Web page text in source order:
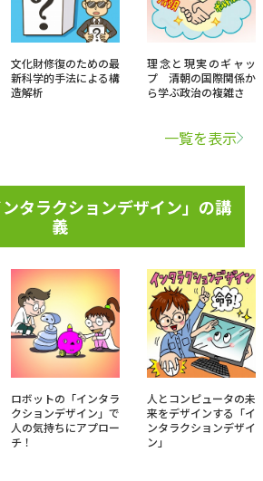
文化財修復のための最
新科学的手法による構
造解析
理念と現実のギャッ
プ 清朝の国際関係か
ら学ぶ政治の複雑さ
一覧を表示
タラクションデザイン」の講
義
ロボットの「インタラ
クションデザイン」で
人の気持ちにアプロー
チ！
人とコンピュータの未
来をデザインする「イ
ンタラクションデザイ
ン」